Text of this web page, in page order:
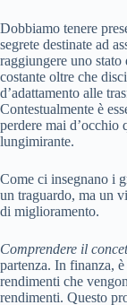
Dobbiamo tenere
segrete destinate ad
raggiungere uno
costante oltre che
d’adattamento alle
Contestualmente è
perdere mai d’occhio
lungimirante.
Come ci insegnano i
un traguardo, ma un
di miglioramento.
Comprendere il
partenza. In finanza,
rendimenti che
rendimenti. Questo